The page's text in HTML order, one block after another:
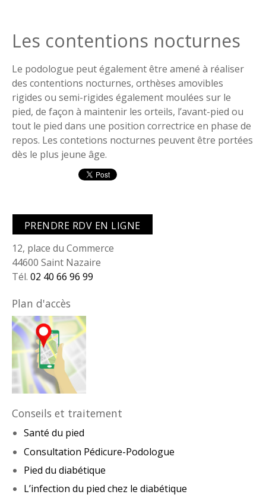
Les contentions nocturnes
Le podologue peut également être amené à réaliser
des contentions nocturnes, orthèses amovibles
rigides ou semi-rigides également moulées sur le
pied, de façon à maintenir les orteils, l’avant-pied ou
tout le pied dans une position correctrice en phase de
repos. Les contetions nocturnes peuvent être portées
dès le plus jeune âge.
PRENDRE RDV EN LIGNE
12, place du Commerce
44600 Saint Nazaire
Tél. 02 40 66 96 99
Plan d'accès
Conseils et traitement
Santé du pied
Consultation Pédicure-Podologue
Pied du diabétique
L’infection du pied chez le diabétique